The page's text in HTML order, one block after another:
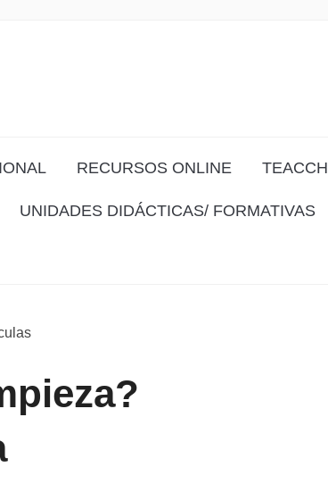
RECURSOS ONLINE TEACCH
UNIDADES DIDÁCTICAS/ FORMATIVAS